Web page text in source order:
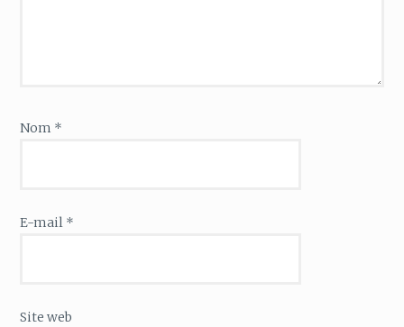
Nom *
E-mail *
Site web